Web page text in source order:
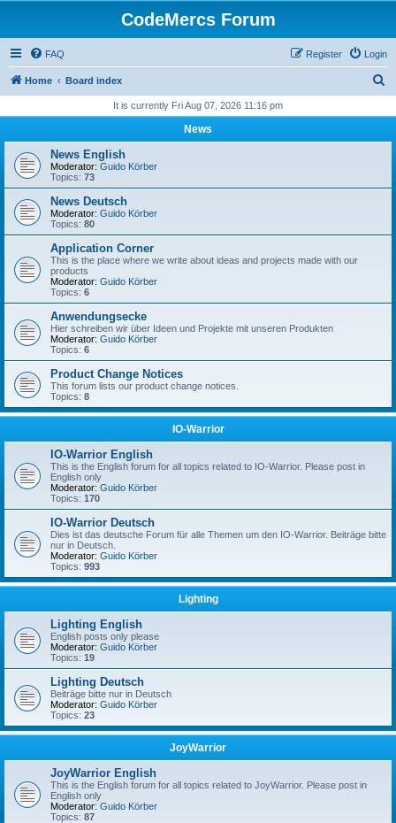
CodeMercs Forum
FAQ Login
Register
Home Board index
r
h
It is currently Fri Aug 07, 2026 11:16 pm
News
News English
Moderator: Guido Körber
Topics: 73
News Deutsch
Moderator: Guido Körber
Topics: 80
Application Corner
This is the place where we write about ideas and projects made with our
products
Moderator: Guido Körber
Topics: 6
Anwendungsecke
Hier schreiben wir über Ideen und Projekte mit unseren Produkten
Moderator: Guido Körber
Topics: 6
Product Change Notices
This forum lists our product change notices.
Topics: 8
IO-Warrior
IO-Warrior English
This is the English forum for all topics related to IO-Warrior. Please post in
English only
Moderator: Guido Körber
Topics: 170
IO-Warrior Deutsch
Dies ist das deutsche Forum für alle Themen um den IO-Warrior. Beiträge bitte
nur in Deutsch.
Moderator: Guido Körber
Topics: 993
Lighting
Lighting English
English posts only please
Moderator: Guido Körber
Topics: 19
Lighting Deutsch
Beiträge bitte nur in Deutsch
Moderator: Guido Körber
Topics: 23
JoyWarrior
JoyWarrior English
This is the English forum for all topics related to JoyWarrior. Please post in
English only
Moderator: Guido Körber
Topics: 87